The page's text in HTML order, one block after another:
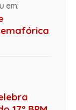
em: